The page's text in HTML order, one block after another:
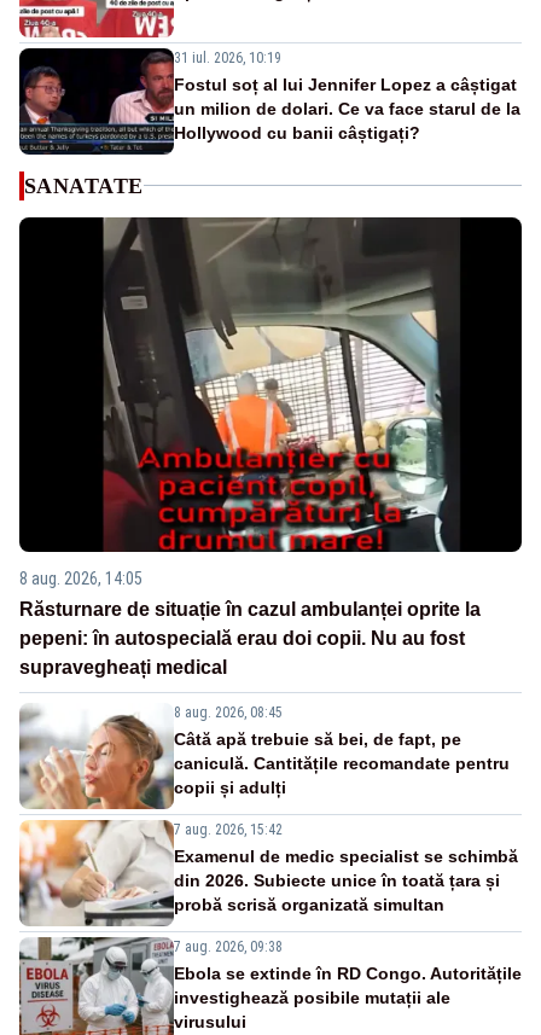
31 iul. 2026, 10:19
Fostul soț al lui Jennifer Lopez a câștigat
un milion de dolari. Ce va face starul de la
Hollywood cu banii câștigați?
SANATATE
8 aug. 2026, 14:05
Răsturnare de situație în cazul ambulanței oprite la
pepeni: în autospecială erau doi copii. Nu au fost
supravegheați medical
8 aug. 2026, 08:45
Câtă apă trebuie să bei, de fapt, pe
caniculă. Cantitățile recomandate pentru
copii și adulți
7 aug. 2026, 15:42
Examenul de medic specialist se schimbă
din 2026. Subiecte unice în toată țara și
probă scrisă organizată simultan
7 aug. 2026, 09:38
Ebola se extinde în RD Congo. Autoritățile
investighează posibile mutații ale
virusului